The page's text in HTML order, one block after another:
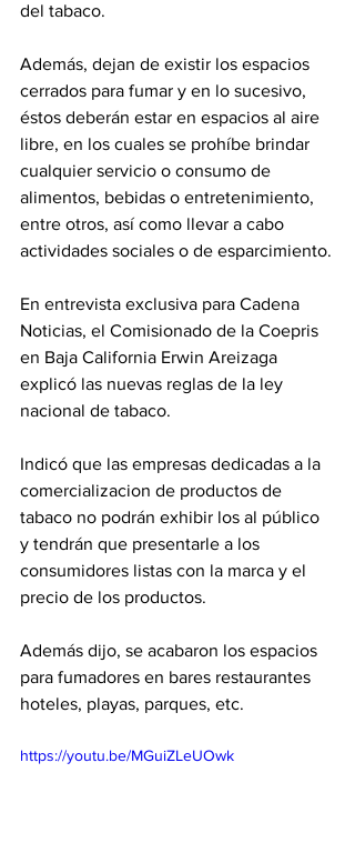
del tabaco.
Además, dejan de existir los espacios
cerrados para fumar y en lo sucesivo,
éstos deberán estar en espacios al aire
libre, en los cuales se prohíbe brindar
cualquier servicio o consumo de
alimentos, bebidas o entretenimiento,
entre otros, así como llevar a cabo
actividades sociales o de esparcimiento.
En entrevista exclusiva para Cadena
Noticias, el Comisionado de la Coepris
en Baja California Erwin Areizaga
explicó las nuevas reglas de la ley
nacional de tabaco.
Indicó que las empresas dedicadas a la
comercializacion de productos de
tabaco no podrán exhibir los al público
y tendrán que presentarle a los
consumidores listas con la marca y el
precio de los productos.
Además dijo, se acabaron los espacios
para fumadores en bares restaurantes
hoteles, playas, parques, etc.
https://youtu.be/MGuiZLeUOwk